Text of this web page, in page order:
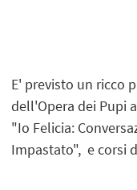
E' previsto un ricco
dell'Opera dei Pupi
"Io Felicia:
Impastato", e corsi